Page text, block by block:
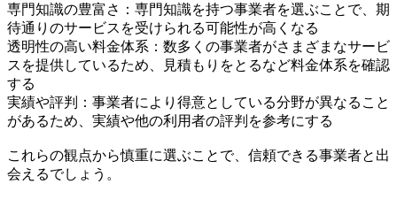
専門知識の豊富さ：専門知識を持つ事業者を選ぶことで、期
待通りのサービスを受けられる可能性が高くなる
透明性の高い料金体系：数多くの事業者がさまざまなサービ
スを提供しているため、見積もりをとるなど料金体系を確認
する
実績や評判：事業者により得意としている分野が異なること
があるため、実績や他の利用者の評判を参考にする
これらの観点から慎重に選ぶことで、信頼できる事業者と出
会えるでしょう。